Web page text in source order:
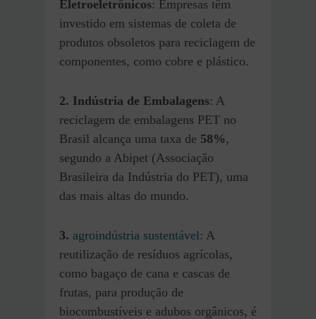
Eletroeletrônicos: Empresas têm
investido em sistemas de coleta de
produtos obsoletos para reciclagem de
componentes, como cobre e plástico.
2. Indústria de Embalagens: A
reciclagem de embalagens PET no
Brasil alcança uma taxa de 58%,
segundo a Abipet (Associação
Brasileira da Indústria do PET), uma
das mais altas do mundo.
3. agroindústria sustentável : A
reutilização de resíduos agrícolas,
como bagaço de cana e cascas de
frutas, para produção de
biocombustíveis e adubos orgânicos, é